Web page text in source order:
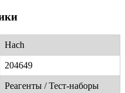
Hach
204649
Реагенты / Тест-наборы